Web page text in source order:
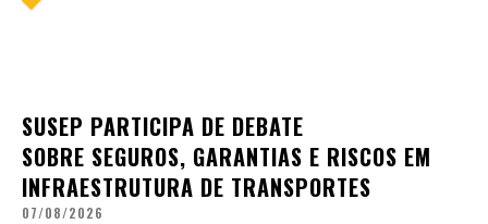
SUSEP PARTICIPA DE DEBATE
SOBRE SEGUROS, GARANTIAS E RISCOS EM
INFRAESTRUTURA DE TRANSPORTES
07/08/2026